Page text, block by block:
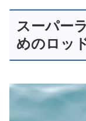
スーパー
めのロッ